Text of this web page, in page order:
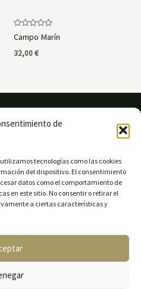
de
tecnologías como las cookies
del dispositivo. El consentimiento
datos como el comportamiento de
en este sitio. No consentir o retirar el
a ciertas características y
Rated
0
of
Campo Marín
32,00€